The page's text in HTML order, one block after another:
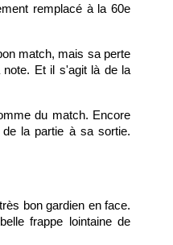
remplacé à la 60e
match, mais sa perte
Et il s'agit là de la
du match. Encore
la partie à sa sortie.
bon gardien en face.
frappe lointaine de